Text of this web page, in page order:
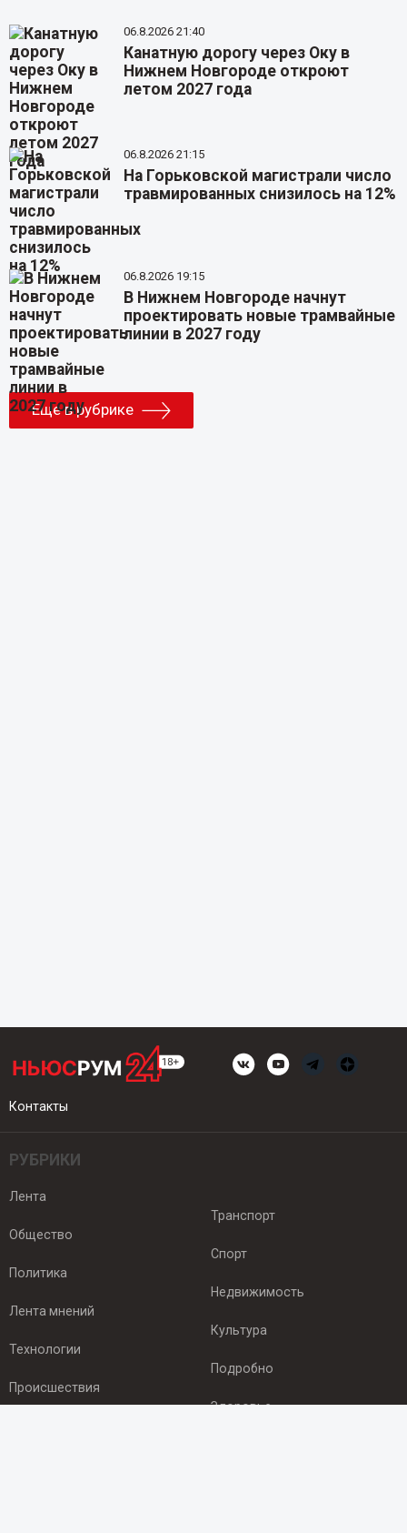
06.8.2026 21:40
Канатную дорогу через Оку в
Нижнем Новгороде откроют
летом 2027 года
06.8.2026 21:15
На Горьковской магистрали число
травмированных снизилось на 12%
06.8.2026 19:15
В Нижнем Новгороде начнут
проектировать новые трамвайные
линии в 2027 году
Еще в рубрике
Контакты
РУБРИКИ
Лента
Общество
Политика
Лента мнений
Технологии
Происшествия
Транспорт
Спорт
Недвижимость
Культура
Подробно
Здоровье